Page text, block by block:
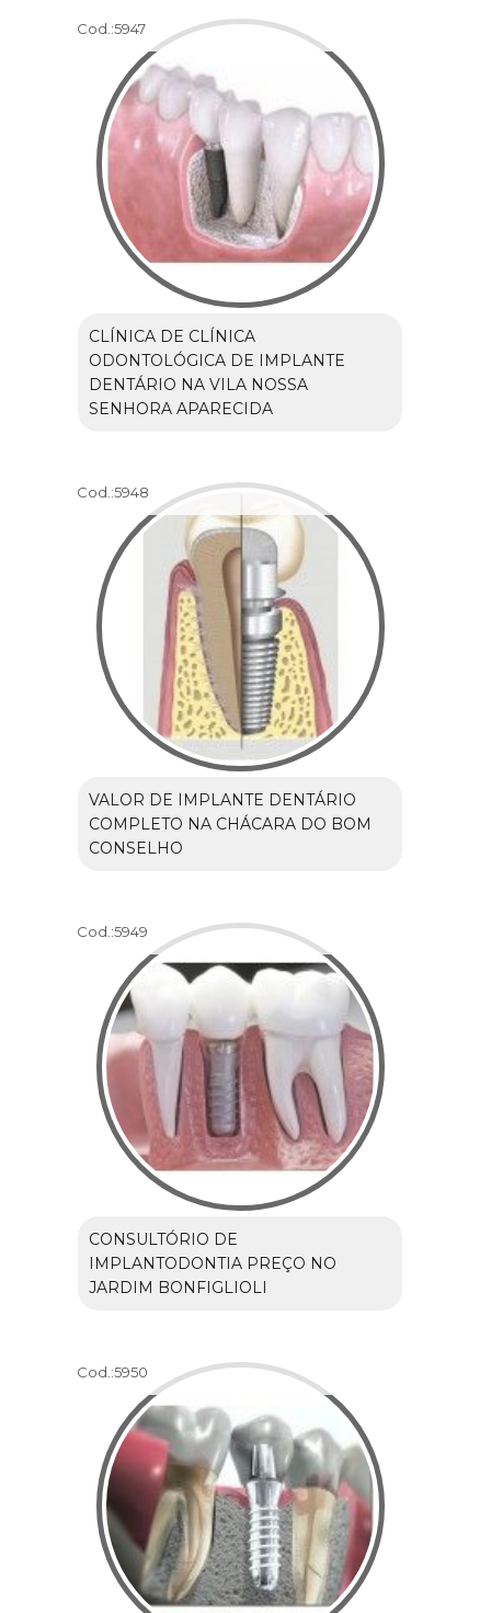
Cod.:5947
CLÍNICA DE CLÍNICA
ODONTOLÓGICA DE IMPLANTE
DENTÁRIO NA VILA NOSSA
SENHORA APARECIDA
Cod.:5948
VALOR DE IMPLANTE DENTÁRIO
COMPLETO NA CHÁCARA DO BOM
CONSELHO
Cod.:5949
CONSULTÓRIO DE
IMPLANTODONTIA PREÇO NO
JARDIM BONFIGLIOLI
Cod.:5950